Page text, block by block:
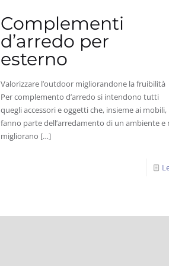
Complementi
d’arredo per
esterno
Valorizzare l’outdoor migliorandone la fruibilità
Per complemento d’arredo si intendono tutti
quegli accessori e oggetti che, insieme ai mobili,
fanno parte dell’arredamento di un ambiente e
migliorano […]